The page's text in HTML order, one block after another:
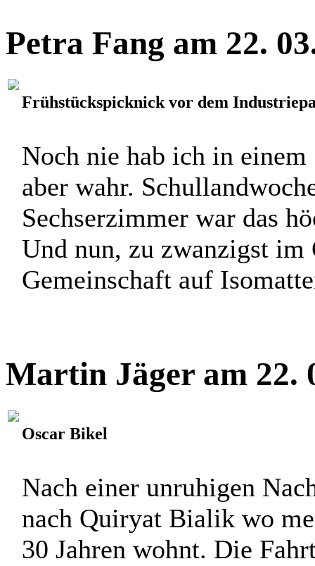
Zwischenstopp in Akku,
Petra Fang am 22.
Frühstückspicknick vor dem
Noch nie hab ich in einem
aber wahr.
Gemeinschaft auf
Martin Jäger am 22.
Oscar Bikel